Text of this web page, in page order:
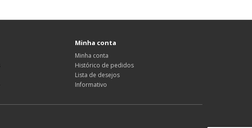
Minha conta
Minha conta
Histórico de pedidos
Lista de desejos
Informativo